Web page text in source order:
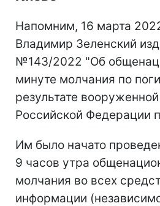
Напомним, 16 марта
Владимир Зеленский
№143/2022 "Об
минуте молчания по
результате
Российской Федерации
Им было начато
9 часов утра
молчания во всех
информации